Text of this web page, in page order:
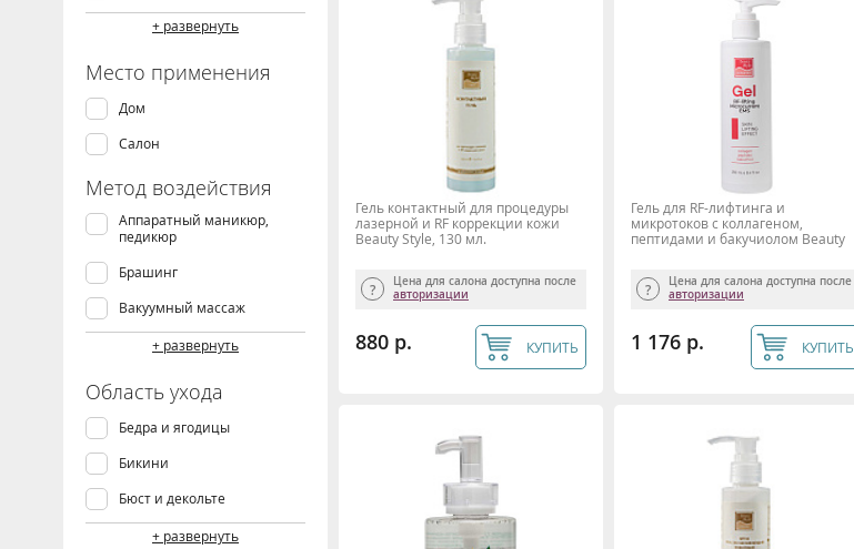
Lemi
MADISON
Mytrex
Velona
Пластэк-Техник
Стерилизатор, сухожар
Стол
Стул
Сыворотка, концентрат
Сыворотка, флюид
+ развернуть
Место применения
Дом
Салон
Метод воздействия
Аппаратный маникюр,
педикюр
Брашинг
Вакуумный массаж
Гальваника
Микротоки
+ развернуть
Область ухода
Бедра и ягодицы
Бикини
Бюст и декольте
Вокруг глаз
+ развернуть
Гель контактный для процедуры
лазерной и RF коррекции кожи
Beauty Style, 130 мл.
Цена для салона доступна после
авторизации
880 р. КУПИТЬ
Гель для RF-лифтинга и
микротоков с коллагеном,
пептидами и бакучиолом Beauty
Цена для салона доступна после
авторизации
1 176 р. КУПИТЬ